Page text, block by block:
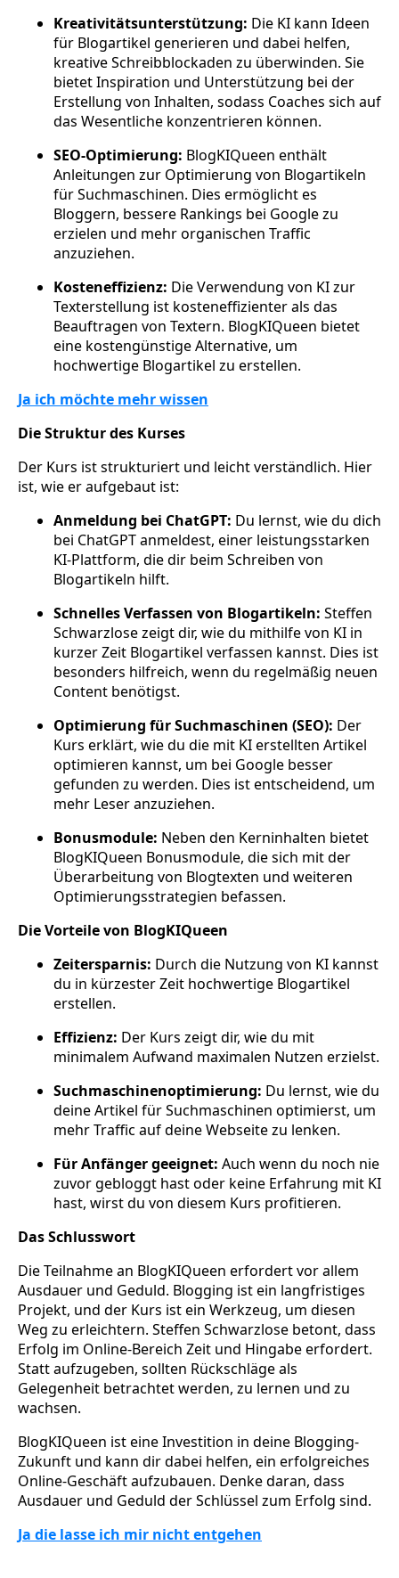
Kreativitätsunterstützung: Die KI kann Ideen
für Blogartikel generieren und dabei helfen,
kreative Schreibblockaden zu überwinden. Sie
bietet Inspiration und Unterstützung bei der
Erstellung von Inhalten, sodass Coaches sich auf
das Wesentliche konzentrieren können.
SEO-Optimierung: BlogKIQueen enthält
Anleitungen zur Optimierung von Blogartikeln
für Suchmaschinen. Dies ermöglicht es
Bloggern, bessere Rankings bei Google zu
erzielen und mehr organischen Traffic
anzuziehen.
Kosteneffizienz: Die Verwendung von KI zur
Texterstellung ist kosteneffizienter als das
Beauftragen von Textern. BlogKIQueen bietet
eine kostengünstige Alternative, um
hochwertige Blogartikel zu erstellen.
Ja ich möchte mehr wissen
Die Struktur des Kurses
Der Kurs ist strukturiert und leicht verständlich. Hier
ist, wie er aufgebaut ist:
Anmeldung bei ChatGPT: Du lernst, wie du dich
bei ChatGPT anmeldest, einer leistungsstarken
KI-Plattform, die dir beim Schreiben von
Blogartikeln hilft.
Schnelles Verfassen von Blogartikeln: Steffen
Schwarzlose zeigt dir, wie du mithilfe von KI in
kurzer Zeit Blogartikel verfassen kannst. Dies ist
besonders hilfreich, wenn du regelmäßig neuen
Content benötigst.
Optimierung für Suchmaschinen (SEO): Der
Kurs erklärt, wie du die mit KI erstellten Artikel
optimieren kannst, um bei Google besser
gefunden zu werden. Dies ist entscheidend, um
mehr Leser anzuziehen.
Bonusmodule: Neben den Kerninhalten bietet
BlogKIQueen Bonusmodule, die sich mit der
Überarbeitung von Blogtexten und weiteren
Optimierungsstrategien befassen.
Die Vorteile von BlogKIQueen
Zeitersparnis: Durch die Nutzung von KI kannst
du in kürzester Zeit hochwertige Blogartikel
erstellen.
Effizienz: Der Kurs zeigt dir, wie du mit
minimalem Aufwand maximalen Nutzen erzielst.
Suchmaschinenoptimierung: Du lernst, wie du
deine Artikel für Suchmaschinen optimierst, um
mehr Traffic auf deine Webseite zu lenken.
Für Anfänger geeignet: Auch wenn du noch nie
zuvor gebloggt hast oder keine Erfahrung mit KI
hast, wirst du von diesem Kurs profitieren.
Das Schlusswort
Die Teilnahme an BlogKIQueen erfordert vor allem
Ausdauer und Geduld. Blogging ist ein langfristiges
Projekt, und der Kurs ist ein Werkzeug, um diesen
Weg zu erleichtern. Steffen Schwarzlose betont, dass
Erfolg im Online-Bereich Zeit und Hingabe erfordert.
Statt aufzugeben, sollten Rückschläge als
Gelegenheit betrachtet werden, zu lernen und zu
wachsen.
BlogKIQueen ist eine Investition in deine Blogging-
Zukunft und kann dir dabei helfen, ein erfolgreiches
Online-Geschäft aufzubauen. Denke daran, dass
Ausdauer und Geduld der Schlüssel zum Erfolg sind.
Ja die lasse ich mir nicht entgehen